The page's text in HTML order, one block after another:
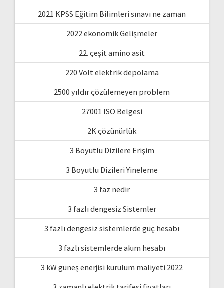
2021 KPSS Eğitim Bilimleri sınavı ne zaman
2022 ekonomik Gelişmeler
22. çeşit amino asit
220 Volt elektrik depolama
2500 yıldır çözülemeyen problem
27001 ISO Belgesi
2K çözünürlük
3 Boyutlu Dizilere Erişim
3 Boyutlu Dizileri Yineleme
3 faz nedir
3 fazlı dengesiz Sistemler
3 fazlı dengesiz sistemlerde güç hesabı
3 fazlı sistemlerde akım hesabı
3 kW güneş enerjisi kurulum maliyeti 2022